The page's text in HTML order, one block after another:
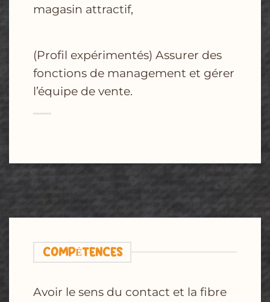
magasin attractif,
(Profil expérimentés) Assurer des
fonctions de management et gérer
l’équipe de vente.
COMPÉTENCES
Avoir le sens du contact et la fibre